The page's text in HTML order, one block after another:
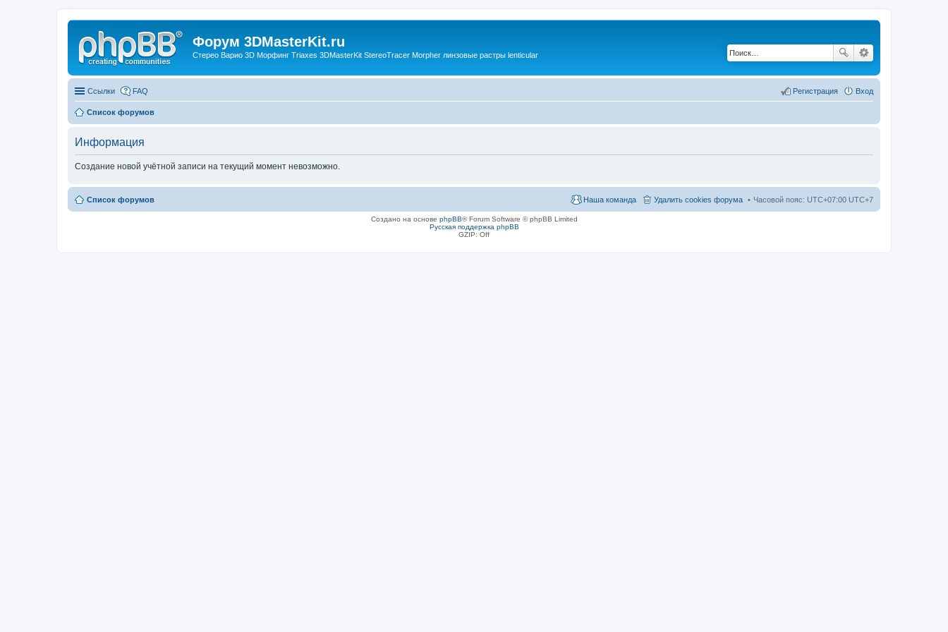
Форум 3DMasterKit.ru
Стерео Варио 3D Морфинг Triaxes 3DMasterKit StereoTracer Morpher линзовые растры lenticular
Ссылки FAQ Вход
Регистрация
Список форумов
Информация
Создание новой учётной записи на текущий момент невозможно.
Список форумов Часовой пояс: UTC+07:00 UTC+7
Удалить cookies форума
Наша команда
Создано на основе phpBB® Forum Software © phpBB Limited
Русская поддержка phpBB
GZIP: Off